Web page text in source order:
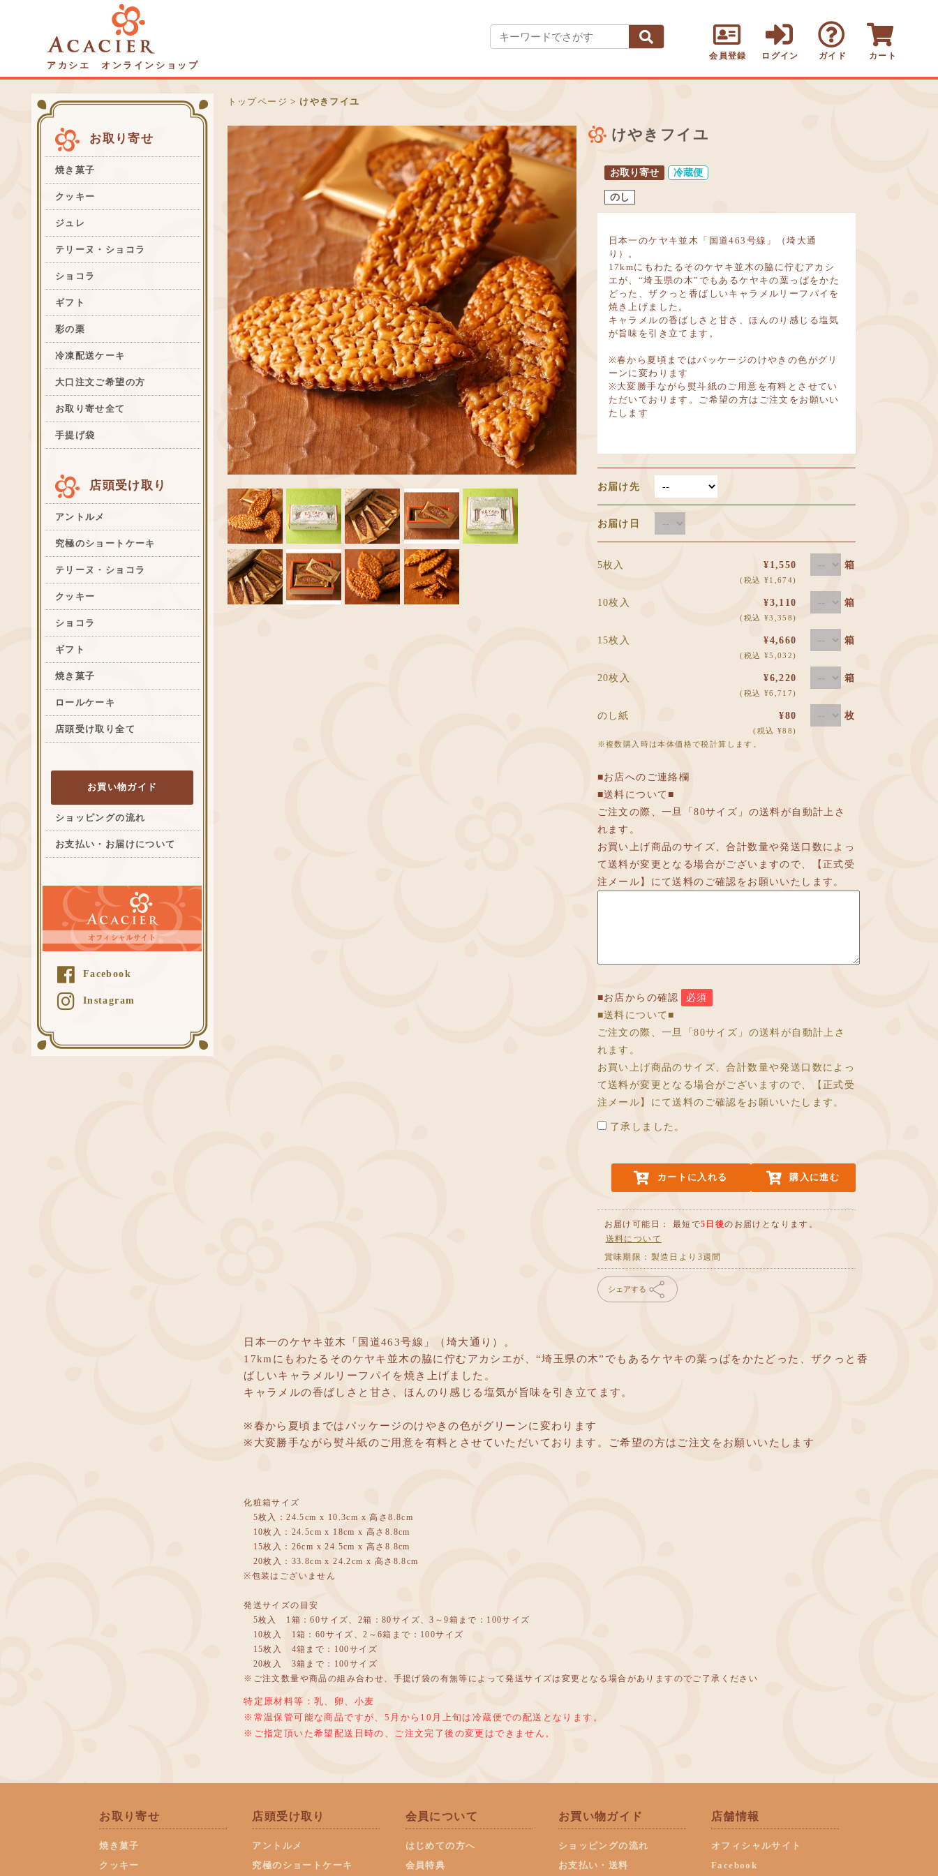
会員登録 ログイン ガイド カート
アカシエ オンラインショップ
お取り寄せ
焼き菓子
クッキー
ジュレ
テリーヌ・ショコラ
ショコラ
ギフト
彩の栗
冷凍配送ケーキ
大口注文ご希望の方
お取り寄せ全て
手提げ袋
店頭受け取り
アントルメ
究極のショートケーキ
テリーヌ・ショコラ
クッキー
ショコラ
ギフト
焼き菓子
ロールケーキ
店頭受け取り全て
お買い物ガイド
ショッピングの流れ
お支払い・お届けについて
Facebook
Instagram
トップページ > けやきフイユ
けやきフイユ
お取り寄せ 冷蔵便
のし
日本一のケヤキ並木「国道463号線」（埼大通
り）。
17kmにもわたるそのケヤキ並木の脇に佇むアカシ
エが、“埼玉県の木”でもあるケヤキの葉っぱをかた
どった、ザクっと香ばしいキャラメルリーフパイを
焼き上げました。
キャラメルの香ばしさと甘さ、ほんのり感じる塩気
が旨味を引き立てます。
※春から夏頃まではパッケージのけやきの色がグリ
ーンに変わります
※大変勝手ながら熨斗紙のご用意を有料とさせてい
ただいております。ご希望の方はご注文をお願いい
たします
お届け先
お届け日
5枚入 ¥1,550
(税込 ¥1,674)
箱
10枚入 ¥3,110
(税込 ¥3,358)
箱
15枚入 ¥4,660
(税込 ¥5,032)
箱
20枚入 ¥6,220
(税込 ¥6,717)
箱
のし紙 ¥80
(税込 ¥88)
枚
※複数購入時は本体価格で税計算します。
■お店へのご連絡欄
■送料について■
ご注文の際、一旦「80サイズ」の送料が自動計上さ
れます。
お買い上げ商品のサイズ、合計数量や発送口数によっ
て送料が変更となる場合がございますので、【正式受
注メール】にて送料のご確認をお願いいたします。
■お店からの確認
必須
■送料について■
ご注文の際、一旦「80サイズ」の送料が自動計上さ
れます。
お買い上げ商品のサイズ、合計数量や発送口数によっ
て送料が変更となる場合がございますので、【正式受
注メール】にて送料のご確認をお願いいたします。
了承しました。
カートに入れる 購入に進む
お届け可能日： 最短で5日後のお届けとなります。
送料について
賞味期限：製造日より3週間
シェアする
日本一のケヤキ並木「国道463号線」（埼大通り）。
17kmにもわたるそのケヤキ並木の脇に佇むアカシエが、“埼玉県の木”でもあるケヤキの葉っぱをかたどった、ザクっと香
ばしいキャラメルリーフパイを焼き上げました。
キャラメルの香ばしさと甘さ、ほんのり感じる塩気が旨味を引き立てます。
※春から夏頃まではパッケージのけやきの色がグリーンに変わります
※大変勝手ながら熨斗紙のご用意を有料とさせていただいております。ご希望の方はご注文をお願いいたします
化粧箱サイズ
5枚入：24.5cm x 10.3cm x 高さ8.8cm
10枚入：24.5cm x 18cm x 高さ8.8cm
15枚入：26cm x 24.5cm x 高さ8.8cm
20枚入：33.8cm x 24.2cm x 高さ8.8cm
※包装はございません
発送サイズの目安
5枚入 1箱：60サイズ、2箱：80サイズ、3～9箱まで：100サイズ
10枚入 1箱：60サイズ、2～6箱まで：100サイズ
15枚入 4箱まで：100サイズ
20枚入 3箱まで：100サイズ
※ご注文数量や商品の組み合わせ、手提げ袋の有無等によって発送サイズは変更となる場合がありますのでご了承ください
特定原材料等：乳、卵、小麦
※常温保管可能な商品ですが、5月から10月上旬は冷蔵便での配送となります。
※ご指定頂いた希望配送日時の、ご注文完了後の変更はできません。
お取り寄せ
焼き菓子
クッキー
店頭受け取り
アントルメ
究極のショートケーキ
会員について
はじめての方へ
会員特典
お買い物ガイド
ショッピングの流れ
お支払い・送料
店舗情報
オフィシャルサイト
Facebook